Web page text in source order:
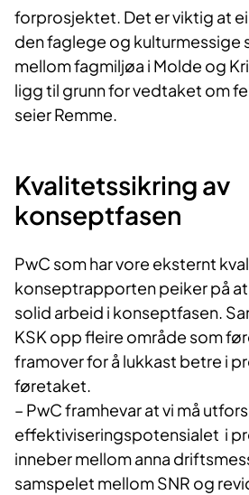
forprosjektet. Det er viktig at
den faglege og kulturmessige
mellom fagmiljøa i Molde og
ligg til grunn for vedtaket om
seier Remme.
Kvalitetssikring av
konseptfasen
PwC som har vore eksternt
konseptrapporten peiker på
solid arbeid i konseptfasen.
KSK opp fleire område som
framover for å lukkast betre i
føretaket.
– PwC framhevar at vi må
effektiviseringspotensialet i
inneber mellom anna
samspelet mellom SNR og